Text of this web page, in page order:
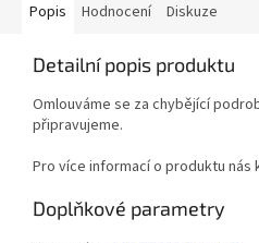
Popis Hodnocení Diskuze
Detailní popis produktu
Omlouváme se za chybějící
připravujeme.
Pro více informací o produktu nás
Doplňkové parametry